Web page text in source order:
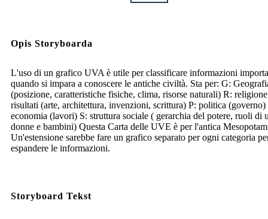
Opis Storyboarda
L'uso di un grafico UVA è utile per classificare informazioni
quando si impara a conoscere le antiche civiltà. Sta per: G:
(posizione, caratteristiche fisiche, clima, risorse naturali) R:
risultati (arte, architettura, invenzioni, scrittura) P: politica (governo)
economia (lavori) S: struttura sociale ( gerarchia del potere, ruoli di
donne e bambini) Questa Carta delle UVE è per l'antica
Un'estensione sarebbe fare un grafico separato per ogni categoria
espandere le informazioni.
Storyboard Tekst